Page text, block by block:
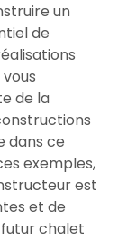
un
de
de la
dans ce
exemples,
est
et de
chalet